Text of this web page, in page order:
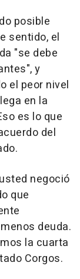
posible
sentido, el
"se debe
y
el peor nivel
en la
es lo que
del
negoció
que
deuda.
la cuarta
Corgos.